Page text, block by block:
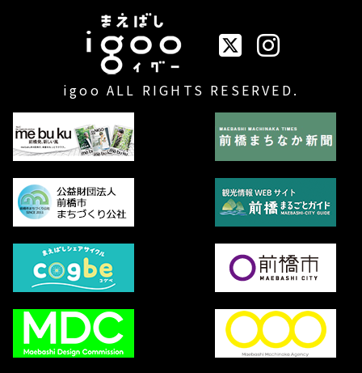
igoo ALL RIGHTS RESERVED.